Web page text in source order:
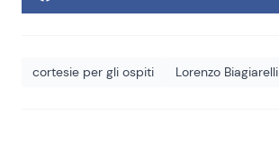
cortesie per gli ospiti Lorenzo Biagiarelli